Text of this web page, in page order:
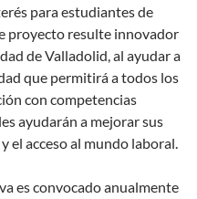
para estudiantes de
proyecto resulte innovador
de Valladolid, al ayudar a
que permitirá a todos los
con competencias
ayudarán a mejorar sus
el acceso al mundo laboral.
es convocado anualmente